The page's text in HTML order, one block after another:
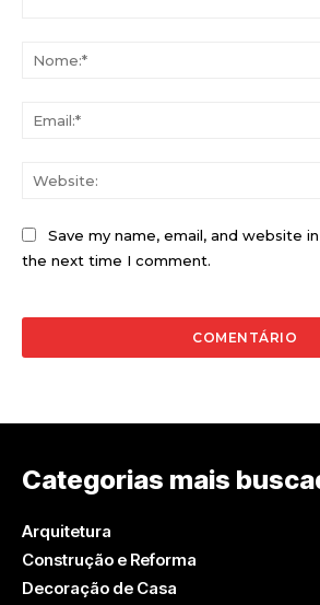
Save my name, email, and website
the next time I comment.
Categorias mais
Arquitetura
Construção e Reforma
Decoração de Casa